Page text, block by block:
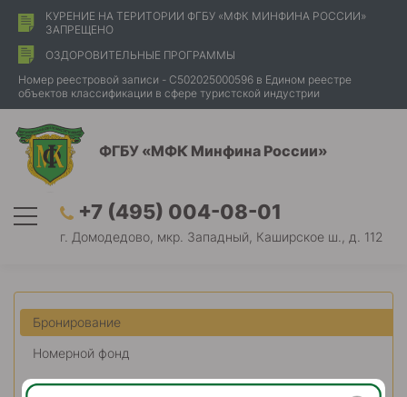
КУРЕНИЕ НА ТЕРИТОРИИ ФГБУ «МФК МИНФИНА РОССИИ»
ЗАПРЕЩЕНО
ОЗДОРОВИТЕЛЬНЫЕ ПРОГРАММЫ
Номер реестровой записи - С502025000596 в Едином реестре
объектов классификации в сфере туристской индустрии
ФГБУ «МФК Минфина России»
+7 (495) 004-08-01
г. Домодедово, мкр. Западный, Каширское ш., д. 112
Бронирование
Номерной фонд
Цены